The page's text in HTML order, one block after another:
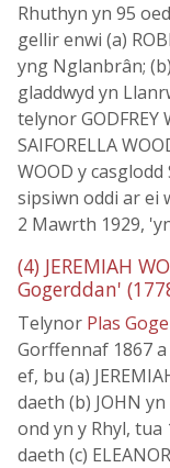
Rhuthyn yn 95
gellir enwi (a)
yng Nglanbrân;
gladdwyd yn
telynor GODFREY
SAIFORELLA
WOOD y
sipsiwn oddi ar ei
2 Mawrth 1929,
(4) JEREMIAH
Gogerddan'
Telynor Plas
Gorffennaf 1867
ef, bu (a)
daeth (b) JOHN
ond yn y Rhyl, tua
daeth (c)